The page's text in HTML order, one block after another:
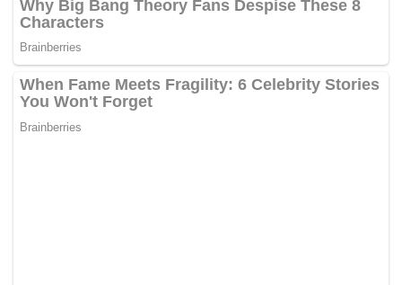
asrama sebuah universiti di Semenyih pada kira-kira 4
Dadah Berbahaya 1952.
Terdahulu, peguam Hisyam Teh Poh Teik, yang dibantu
oleh Datuk N.Sivananthan dan Nabila Habib, berhujah